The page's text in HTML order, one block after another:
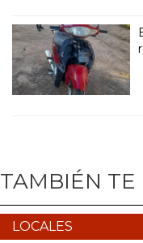
TAMBIÉN TE
LOCALES